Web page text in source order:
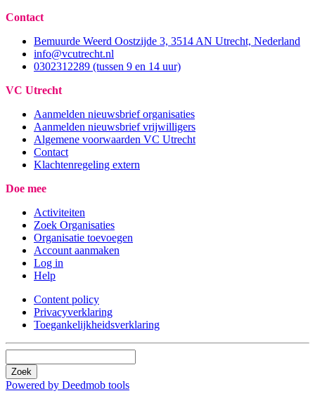
Contact
Bemuurde Weerd Oostzijde 3, 3514 AN Utrecht, Nederland
info@vcutrecht.nl
0302312289 (tussen 9 en 14 uur)
VC Utrecht
Aanmelden nieuwsbrief organisaties
Aanmelden nieuwsbrief vrijwilligers
Algemene voorwaarden VC Utrecht
Contact
Klachtenregeling extern
Doe mee
Activiteiten
Zoek Organisaties
Organisatie toevoegen
Account aanmaken
Log in
Help
Content policy
Privacyverklaring
Toegankelijkheidsverklaring
Zoek
Powered by Deedmob tools